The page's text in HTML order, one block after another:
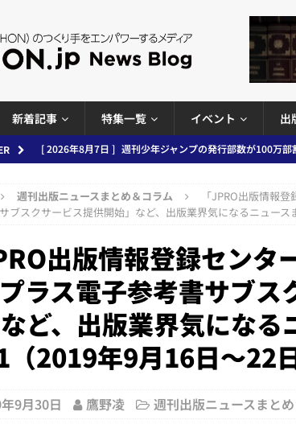
新着記事 特集一覧 イベント 出
[ 2026年8月6日 ] ラップも読書など 日刊出版ニュースま
ースまとめ 2026.08.05
日刊出版ニュースまとめ
め 2026.08.04
日刊出版ニュースまとめ
[ 2026年8月3日 ] 「講談社、著者向けポータルサイト提
務化」など、週刊出版ニュースまとめ＆コラム #726（
とめ＆コラム
[ 2026年8月2日 ] EUが生成AIコンテンツの識別表示を義
週刊出版ニュースまとめ＆コラム
「JPRO出版情報
ブスクサービス提供開始」など、出版業界気になるニュース
出版情報登録センタ
ラス電子参考書サブス
ど、出版業界気になる
2019年9月16日～22日
9月30日 鷹野凌 週刊出版ニュースまと